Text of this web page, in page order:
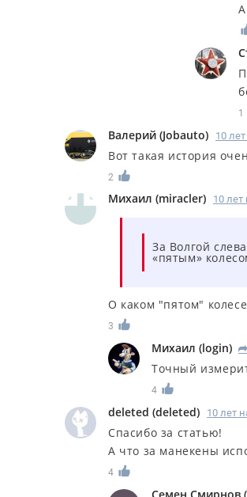
1
Валерий (Jobauto) 10
Вот такая история
2
Михаил (miracler) 10 лет
За Волгой
«пятым»
О каком "пятом"
3
Михаил (login) R
Точный
4
deleted (deleted) 10 лет
Спасибо за статью!
А что за манекены
4